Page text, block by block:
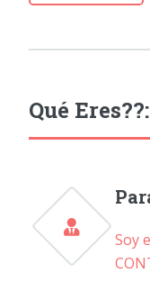
Qué Eres??:
Soy